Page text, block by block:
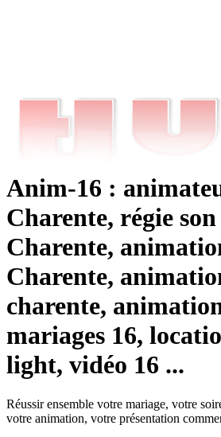
Anim-16 :
Charente, régie
Charente,
Charente,
charente,
mariages 16,
light, vidéo 16 ...
Réussir ensemble votre mariage, votre
votre animation, votre présentation